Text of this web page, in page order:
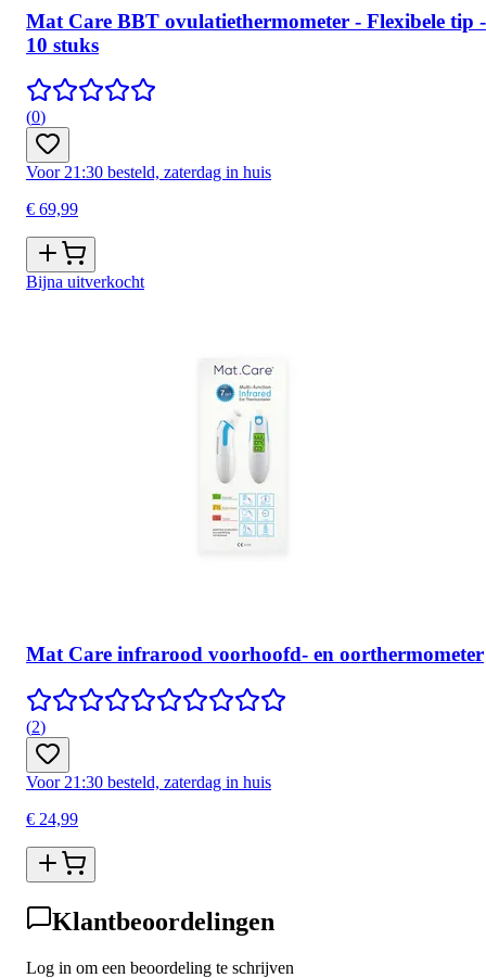
Mat Care BBT ovulatiethermometer - Flexibele tip -
10 stuks
(0)
Voor 21:30 besteld, zaterdag in huis
€ 69,99
Bijna uitverkocht
Mat Care infrarood voorhoofd- en oorthermometer
(2)
Voor 21:30 besteld, zaterdag in huis
€ 24,99
Klantbeoordelingen
Log in om een beoordeling te schrijven